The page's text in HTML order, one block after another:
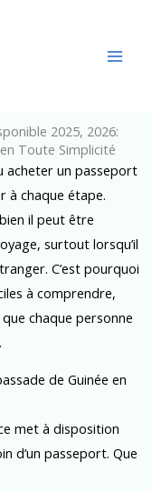
2025, 2026:
Toute Simplicité
acheter un passeport
à chaque étape.
il peut être
surtout lorsqu’il
C’est pourquoi
à comprendre,
chaque personne
de Guinée en
met à disposition
d’un passeport. Que